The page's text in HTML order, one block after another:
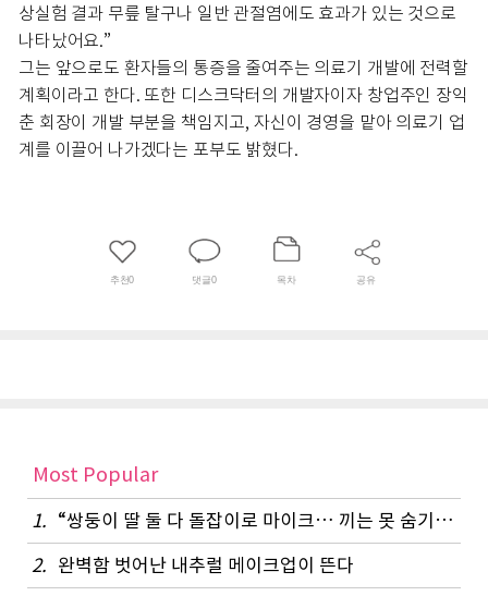
상실험 결과 무릎 탈구나 일반 관절염에도 효과가 있는 것으로
나타났어요.”
그는 앞으로도 환자들의 통증을 줄여주는 의료기 개발에 전력할
계획이라고 한다. 또한 디스크닥터의 개발자이자 창업주인 장익
춘 회장이 개발 부분을 책임지고, 자신이 경영을 맡아 의료기 업
계를 이끌어 나가겠다는 포부도 밝혔다.
추천0 댓글0 목차 공유
Most Popular
1.
“쌍둥이 딸 둘 다 돌잡이로 마이크… 끼는 못 숨기나 봐요”
2. 완벽함 벗어난 내추럴 메이크업이 뜬다